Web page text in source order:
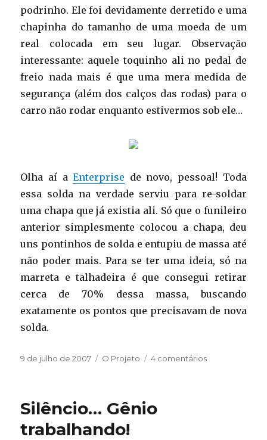
podrinho. Ele foi devidamente derretido e uma
chapinha do tamanho de uma moeda de um
real colocada em seu lugar. Observação
interessante: aquele toquinho ali no pedal de
freio nada mais é que uma mera medida de
segurança (além dos calços das rodas) para o
carro não rodar enquanto estivermos sob ele…
Olha aí aEnterprise de novo, pessoal! Toda
essa solda na verdade serviu para re-soldar
uma chapa que já existia ali. Só que o funileiro
anterior simplesmente colocou a chapa, deu
uns pontinhos de solda e entupiu de massa até
não poder mais. Para se ter uma ideia, só na
marreta e talhadeira é que consegui retirar
cerca de 70% dessa massa, buscando
exatamente os pontos que precisavam de nova
solda.
Publicado
9 de julho de 2007 Categorias
O Projeto 4 comentáriosem
Silêncio… Gênio
trabalhando!